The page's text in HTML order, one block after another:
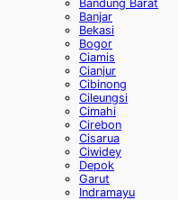
Bandung Barat
Banjar
Bekasi
Bogor
Ciamis
Cianjur
Cibinong
Cileungsi
Cimahi
Cirebon
Cisarua
Ciwidey
Depok
Garut
Indramayu